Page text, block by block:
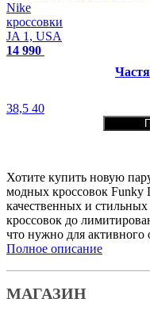
Nike
кроссовки
JA 1, USA
14 990
38,5 40
Хотите купить новую
модных кроссовок Funky
качественных и
кроссовок до
что нужно для активного
Полное описание
МАГАЗИН